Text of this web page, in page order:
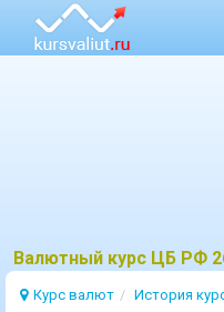
Bалютный курс ЦБ РФ
Курс валют История